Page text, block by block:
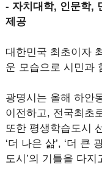
- 자치대학, 인문학,
제공
대한민국 최초이자
운 모습으로 시민과
광명시는 올해 하안
이전하고, 전국최초
또한 평생학습도시
‘더 나은 삶’, ‘더 큰
도시’의 기틀을 다지